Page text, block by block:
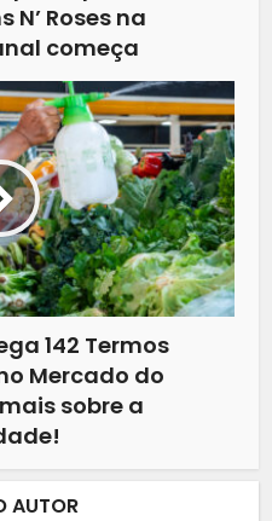
N’ Roses na
começa
142 Termos
Mercado do
sobre a
AUTOR